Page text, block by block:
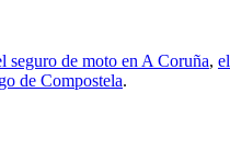
seguro de moto en A Coruña,
de Compostela.